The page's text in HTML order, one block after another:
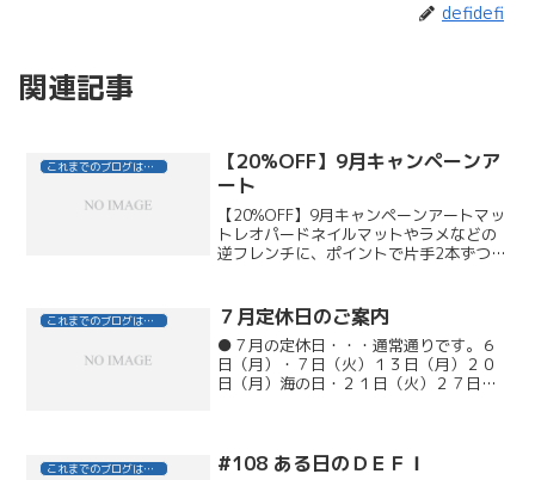
defidefi
関連記事
これまでのブログはこちら
【20%OFF】9月キャンペーンア
ート
【20%OFF】9月キャンペーンアートマッ
トレオパードネイルマットやラメなどの
逆フレンチに、ポイントで片手2本ずつマ
れ上級者。レオパードペイント4本。オー
タムフラワ...
これまでのブログはこちら ７月定休日のご案内
●７月の定休日・・・通常通りです。６
日（月）・７日（火）１３日（月）２０
日（月）海の日・２１日（火）２７日
これまでのブログはこちら #108 ある日のＤＥＦＩ